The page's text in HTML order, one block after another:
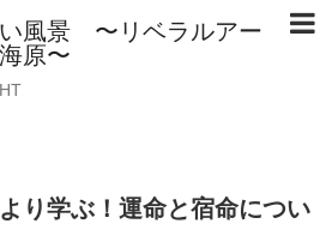
風景 〜リベラルアー
原〜
り学ぶ！運命と宿命につい